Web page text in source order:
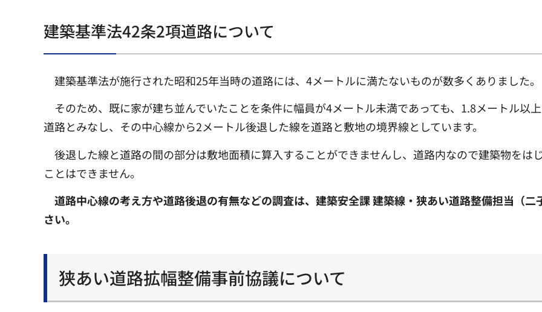
建築基準法42条2項道路について
建築基準法が施行された昭和25年当時の道路には、4メートルに満たないものが数多くありました。
そのため、既に家が建ち並んでいたことを条件に幅員が4メートル未満であっても、1.8メートル以
道路とみなし、その中心線から2メートル後退した線を道路と敷地の境界線としています。
後退した線と道路の間の部分は敷地面積に算入することができませんし、道路内なので建築物をは
ことはできません。
道路中心線の考え方や道路後退の有無などの調査は、建築安全課 建築線・狭あい道路整備担当（
さい。
狭あい道路拡幅整備事前協議について